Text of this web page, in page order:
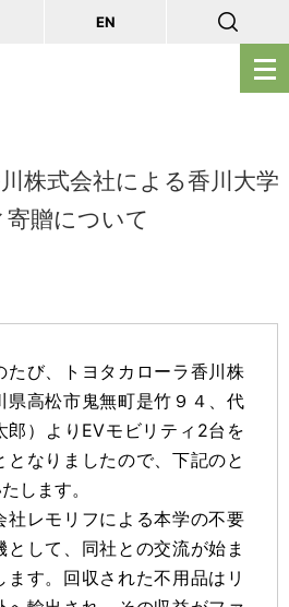
メ
ニ
を
EN
株式会社による香川大学
贈について
び、トヨタカローラ香川株
県高松市鬼無町是竹９４、代
郎）よりEVモビリティ2台を
なりましたので、下記のと
します。
レモリフによる本学の不要
して、同社との交流が始ま
ます。回収された不用品はリ